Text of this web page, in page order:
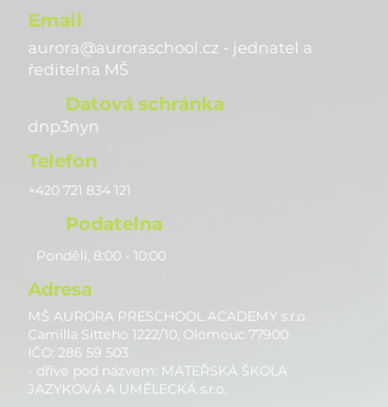
Email
aurora@auroraschool.cz - jednatel a
ředitelna MŠ
Datová schránka
dnp3nyn
Telefon
+420 721 834 121
Podatelna
Pondělí, 8:00 - 10:00
Adresa
MŠ AURORA PRESCHOOL ACADEMY s.r.o.
Camilla Sitteho 1222/10, Olomouc 77900
IČO: 286 59 503
- dříve pod názvem: MATEŘSKÁ ŠKOLA
JAZYKOVÁ A UMĚLECKÁ s.r.o.